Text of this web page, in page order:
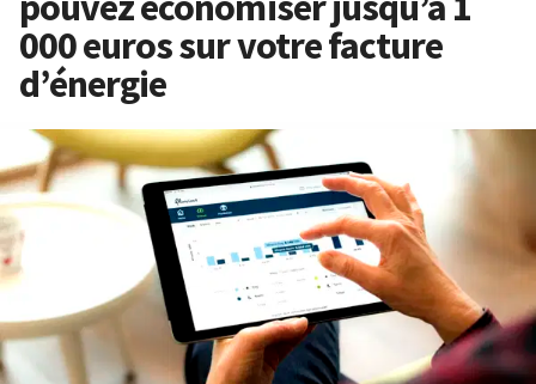
000 euros sur votre facture
d’énergie